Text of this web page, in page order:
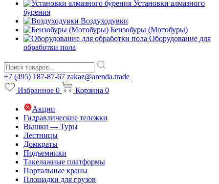
Установки алмазного
бурения
Воздуходувки
Бензобуры (Мотобуры)
Оборудование для
обработки пола
+7 (495) 187-87-67 zakaz@arenda.trade
Избранное 0 Корзина 0
Акции
Гидравлические тележки
Вышки — Туры
Лестницы
Домкраты
Подъемники
Такелажные платформы
Портальные краны
Площадки для грузов